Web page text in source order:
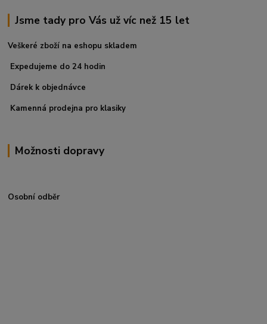
Jsme tady pro Vás už víc než 15 let
Veškeré zboží na eshopu skladem
Expedujeme do 24 hodin
Dárek k objednávce
Kamenná prodejna pro klasiky
Možnosti dopravy
Osobní odběr